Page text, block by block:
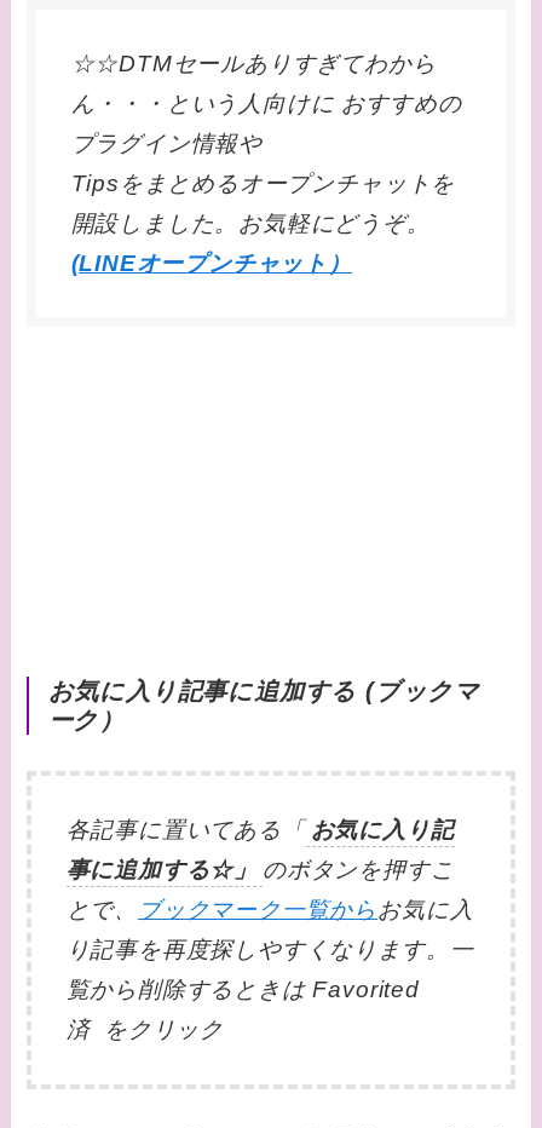
☆☆DTMセールありすぎてわから
ん・・・という人向けに おすすめの
プラグイン情報や
Tipsをまとめるオープンチャットを
開設しました。お気軽にどうぞ。
(LINEオープンチャット）
お気に入り記事に追加する (ブックマ
ーク）
各記事に置いてある「 お気に入り記
事に追加する☆」
のボタンを押すこ
とで、
ブックマーク一覧からお気に入
り記事を再度探しやすくなります。一
覧から削除するときは Favorited
済 をクリック